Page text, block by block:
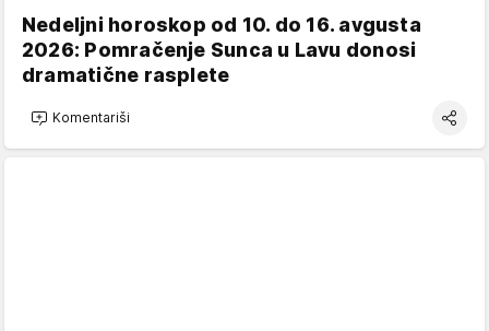
Nedeljni horoskop od 10. do 16. avgusta
2026: Pomračenje Sunca u Lavu donosi
dramatične rasplete
Komentariši